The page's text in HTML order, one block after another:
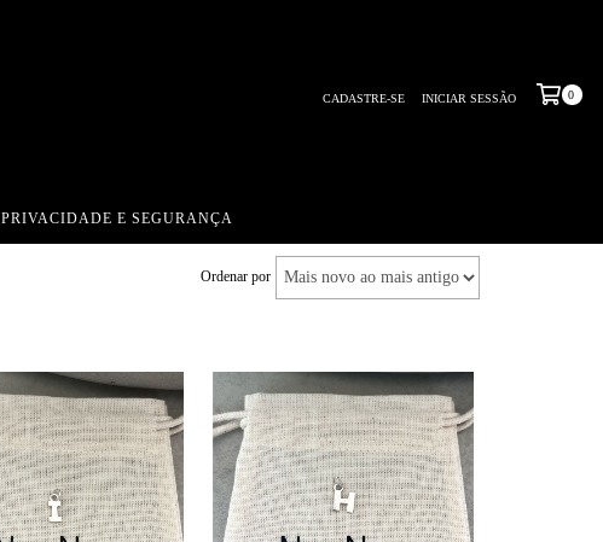
CADASTRE-SE INICIAR SESSÃO 0
PRIVACIDADE E SEGURANÇA
Ordenar por